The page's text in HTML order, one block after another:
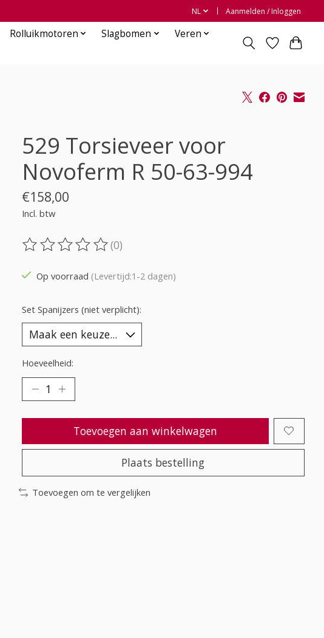
NL Aanmelden / Inloggen
Rolluikmotoren Slagbomen
Veren
529 Torsieveer voor
Novoferm R 50-63-994
€158,00
Incl. btw
De beoordeling van dit product is
(0)
Op voorraad (Levertijd:1-2 dagen)
Set Spanijzers (niet verplicht):
Hoeveelheid:
Toevoegen aan winkelwagen
Plaats bestelling
Toevoegen om te vergelijken